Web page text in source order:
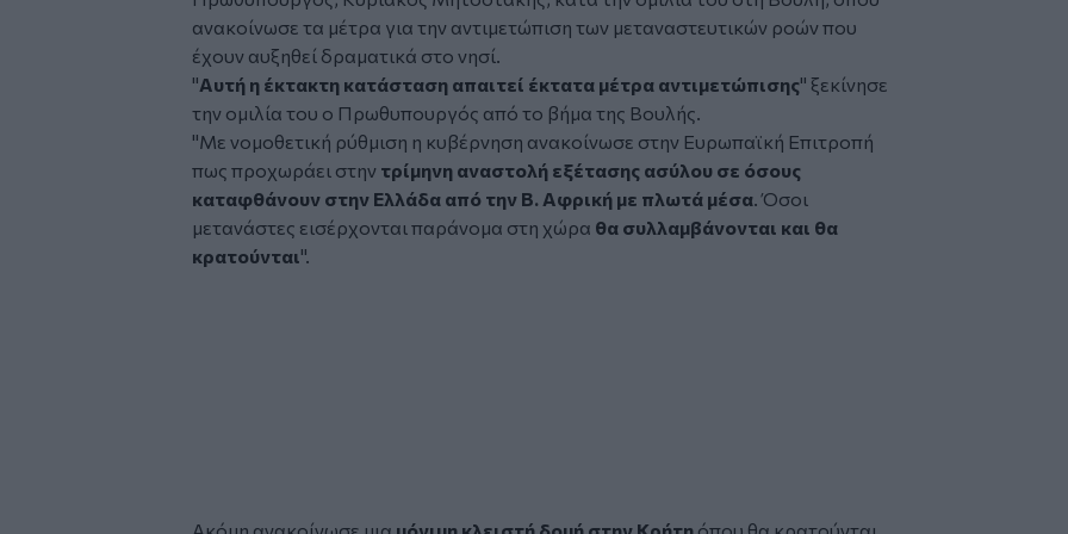
ανακοίνωσε τα μέτρα για την αντιμετώπιση των μεταναστευτικών ροών που
έχουν αυξηθεί δραματικά στο νησί.
"Αυτή η έκτακτη κατάσταση απαιτεί έκτατα μέτρα αντιμετώπισης" ξεκίνησε
την ομιλία του ο Πρωθυπουργός από το βήμα της Βουλής.
"Με νομοθετική ρύθμιση η κυβέρνηση ανακοίνωσε στην Ευρωπαϊκή Επιτροπή
πως προχωράει στην τρίμηνη αναστολή εξέτασης ασύλου σε όσους
καταφθάνουν στην Ελλάδα από την Β. Αφρική με πλωτά μέσα. Όσοι
μετανάστες εισέρχονται παράνομα στη χώρα θα συλλαμβάνονται και θα
κρατούνται".